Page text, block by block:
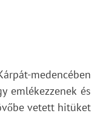
medencében
emlékezzenek és
vetett hitüket